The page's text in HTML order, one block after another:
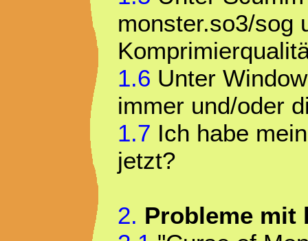
monster.so3/sog
1.6 Unter
immer und/oder
1.7 Ich habe
jetzt?
2. Probleme mit